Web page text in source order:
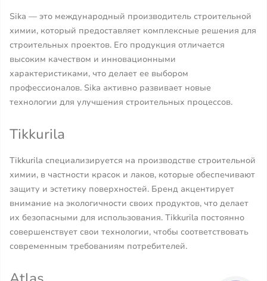
Sika — это международный производитель строительной
химии, который предоставляет комплексные решения для
строительных проектов. Его продукция отличается
высоким качеством и инновационными
характеристиками, что делает ее выбором
профессионалов. Sika активно развивает новые
технологии для улучшения строительных процессов.
Tikkurila
Tikkurila специализируется на производстве строительной
химии, в частности красок и лаков, которые обеспечивают
защиту и эстетику поверхностей. Бренд акцентирует
внимание на экологичности своих продуктов, что делает
их безопасными для использования. Tikkurila постоянно
совершенствует свои технологии, чтобы соответствовать
современным требованиям потребителей.